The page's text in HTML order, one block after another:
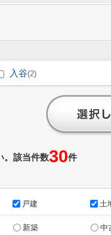
入谷(2)
。該当件数30件
戸建 土
新築 中